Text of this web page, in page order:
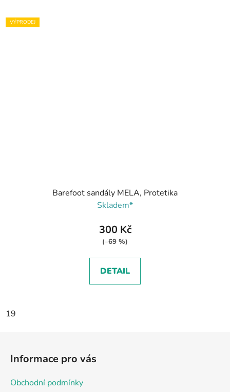
VÝPRODEJ
Barefoot sandály MELA, Protetika
Skladem*
300 Kč
(–69 %)
DETAIL
19
Informace pro vás
Obchodní podmínky